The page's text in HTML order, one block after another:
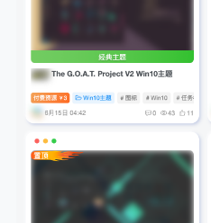
11.
B2主题美化：纯代码实现
片数量
12. B2Pro主题美化 文章头部
13.
子比功能增强-发布文章
新，适配移动端)
7b2首页文章标题美化